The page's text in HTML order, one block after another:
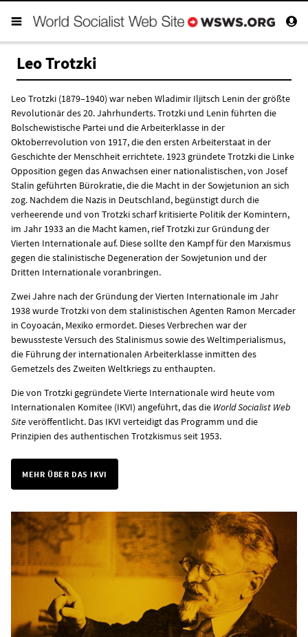
Leo Trotzki
Leo Trotzki (1879–1940) war neben Wladimir Iljitsch Lenin der größte
Revolutionär des 20. Jahrhunderts. Trotzki und Lenin führten die
Bolschewistische Partei und die Arbeiterklasse in der
Oktoberrevolution von 1917, die den ersten Arbeiterstaat in der
Geschichte der Menschheit errichtete. 1923 gründete Trotzki die Linke
Opposition gegen das Anwachsen einer nationalistischen, von Josef
Stalin geführten Bürokratie, die die Macht in der Sowjetunion an sich
zog. Nachdem die Nazis in Deutschland, begünstigt durch die
verheerende und von Trotzki scharf kritisierte Politik der Komintern,
im Jahr 1933 an die Macht kamen, rief Trotzki zur Gründung der
Vierten Internationale auf. Diese sollte den Kampf für den Marxismus
gegen die stalinistische Degeneration der Sowjetunion und der
Dritten Internationale voranbringen.
Zwei Jahre nach der Gründung der Vierten Internationale im Jahr
1938 wurde Trotzki von dem stalinistischen Agenten Ramon Mercader
in Coyoacán, Mexiko ermordet. Dieses Verbrechen war der
bewussteste Versuch des Stalinismus sowie des Weltimperialismus,
die Führung der internationalen Arbeiterklasse inmitten des
Gemetzels des Zweiten Weltkriegs zu enthaupten.
Die von Trotzki gegründete Vierte Internationale wird heute vom
Internationalen Komitee (IKVI) angeführt, das die World Socialist Web
Siteveröffentlicht. Das IKVI verteidigt das Programm und die
Prinzipien des authentischen Trotzkismus seit 1953.
MEHR ÜBER DAS IKVI